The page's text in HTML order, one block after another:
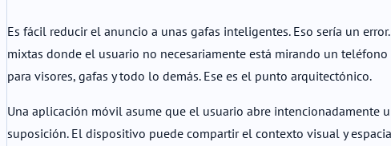
Es fácil reducir el anuncio a unas gafas inteligentes. Eso sería un
mixtas donde el usuario no necesariamente está mirando un
para visores, gafas y todo lo demás. Ese es el punto arquitectónico.
Una aplicación móvil asume que el usuario abre intencionadamente
suposición. El dispositivo puede compartir el contexto visual y